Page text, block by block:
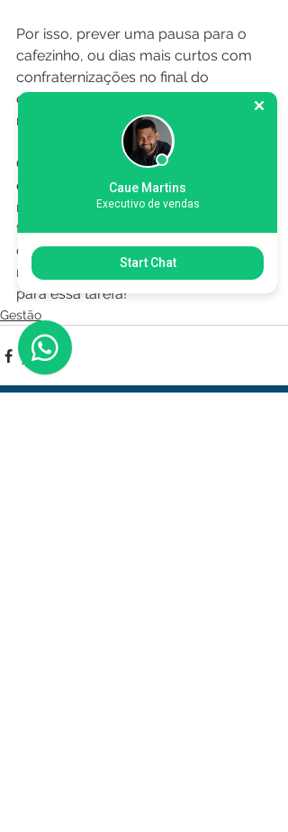
Por isso, prever uma pausa para o
cafezinho, ou dias mais curtos com
confraternizações no final do
expediente, é essencial para que
nada atrapa
lhe as atividades do dia.
Conhecer as demandas do dia a dia é
essencial para saber a melhor
maneira de organizá-las na rotina de
trabalho. Por isso, seguindo essas
dicas, esse processo tende a ficar
mais fácil e rápido. Conte conosco
para essa tarefa!
Gestão
Caue Martins
Executivo de vendas
Start Chat